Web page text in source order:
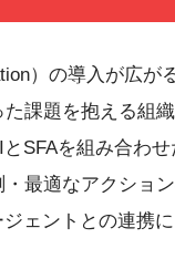
）の導入が広
課題を抱える組
SFAを組み合わ
最適なアクショ
ェントとの連携